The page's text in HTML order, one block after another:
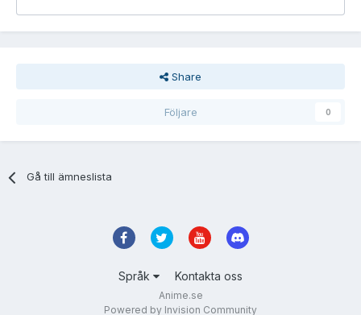
Share
Följare 0
Gå till ämneslista
Språk Kontakta oss
Anime.se
Powered by Invision Community